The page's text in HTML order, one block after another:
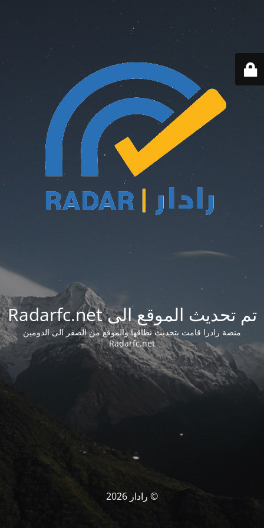
تم تحديث الموقع الى Radarfc.net
منصة رادرا قامت بتحديث نطاقها والموقع من الصفر الى الدومين
Radarfc.net
© رادار 2026